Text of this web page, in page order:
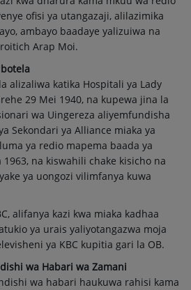
ofisi ya utangazaji, alilazimika
ambayo baadaye yalizuiwa na
Arap Moi.
alizaliwa katika Hospitali ya Lady
29 Mei 1940, na kupewa jina la
wa Uingereza aliyemfundisha
Sekondari ya Alliance miaka ya
ya redio mapema baada ya
na kiswahili chake kisicho na
ya uongozi vilimfanya kuwa
alifanya kazi kwa miaka kadhaa
ya urais yaliyotangazwa moja
ya KBC kupitia gari la OB.
wa Habari wa Zamani
wa habari haukuwa rahisi kama